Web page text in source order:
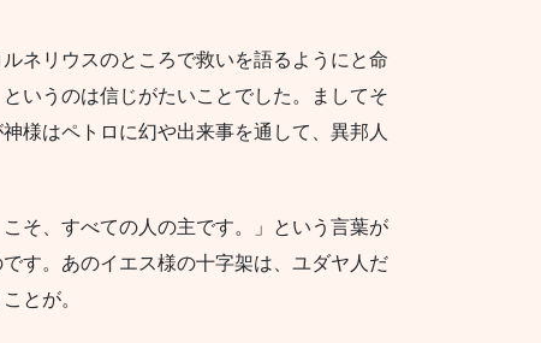
ネリウスのところで救いを語るようにと命
いうのは信じがたいことでした。ましてそ
様はペトロに幻や出来事を通して、異邦人
そ、すべての人の主です。」という言葉が
す。あのイエス様の十字架は、ユダヤ人だ
とが。